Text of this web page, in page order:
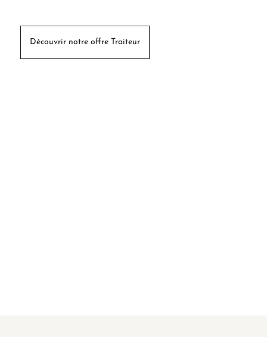
Découvrir notre offre Traiteur